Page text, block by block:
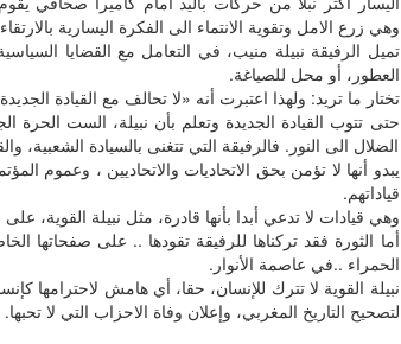
وهي زرع الامل وتقوية الانتماء الى الفكرة اليسارية
تميل الرفيقة نبيلة منيب، في التعامل مع القضايا
العطور، أو محل للصياغة.
تختار ما تريد: ولهذا اعتبرت أنه «لا تحالف مع القيادة
حتى تتوب القيادة الجديدة وتعلم بأن نبيلة، الست الحرة
الضلال الى النور. فالرفيقة التي تتغنى بالسيادة الشعبية،
يبدو أنها لا تؤمن بحق الاتحاديات والاتحاديين ، وعموم
قياداتهم.
وهي قيادات لا تدعي أبدا بأنها قادرة، مثل نبيلة القوية،
أما الثورة فقد تركناها للرفيقة تقودها .. على صفحاتها
الحمراء ..في عاصمة الأنوار.
نبيلة القوية لا تترك للإنسان، حقا، أي هامش لاحترامها
لتصحيح التاريخ المغربي، وإعلان وفاة الاحزاب التي لا